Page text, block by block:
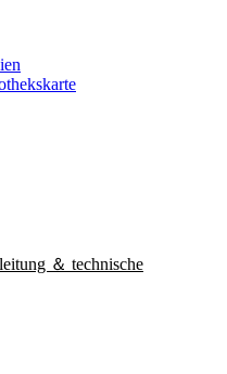
＆ technische